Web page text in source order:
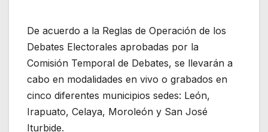
De acuerdo a la Reglas de Operación de los
Debates Electorales aprobadas por la
Comisión Temporal de Debates, se llevarán a
cabo en modalidades en vivo o grabados en
cinco diferentes municipios sedes: León,
Irapuato, Celaya, Moroleón y San José
Iturbide.